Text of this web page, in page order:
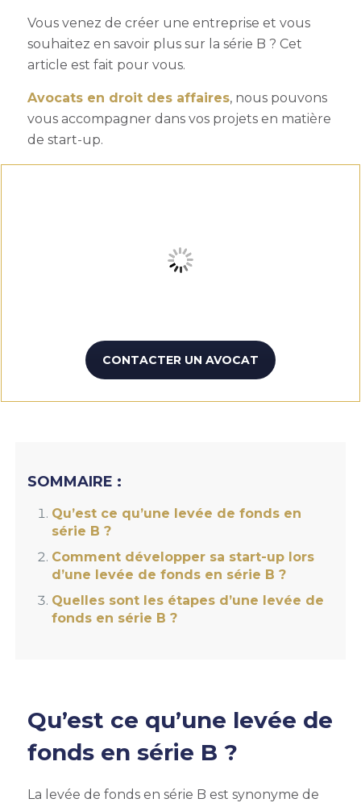
Vous venez de créer une entreprise et vous
souhaitez en savoir plus sur la série B ? Cet
article est fait pour vous.
Avocats en droit des affaires, nous pouvons
vous accompagner dans vos projets en matière
de start-up.
CONTACTER UN AVOCAT
SOMMAIRE :
Qu’est ce qu’une levée de fonds en
série B ?
Comment développer sa start-up lors
d’une levée de fonds en série B ?
Quelles sont les étapes d’une levée de
fonds en série B ?
Qu’est ce qu’une levée de
fonds en série B ?
La levée de fonds en série B est synonyme de